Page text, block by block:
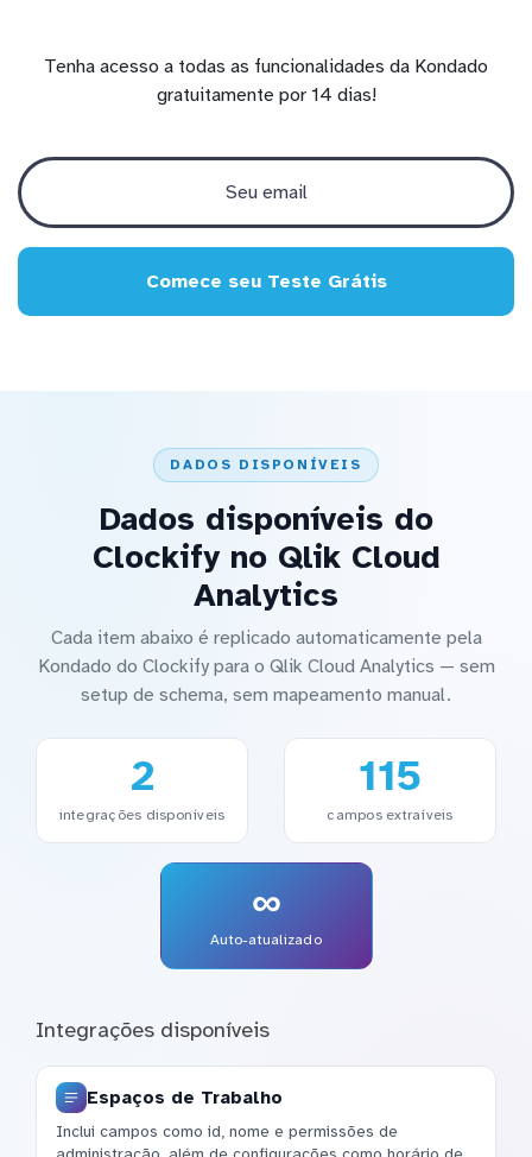
Tenha acesso a todas as funcionalidades da Kondado
gratuitamente por 14 dias!
Comece seu Teste Grátis
DADOS DISPONÍVEIS
Dados disponíveis do
Clockify no Qlik Cloud
Analytics
Cada item abaixo é replicado automaticamente pela
Kondado do Clockify para o Qlik Cloud Analytics — sem
setup de schema, sem mapeamento manual.
2
integrações disponíveis
115
campos extraíveis
∞
Auto-atualizado
Integrações disponíveis
Espaços de Trabalho
Inclui campos como id, nome e permissões de